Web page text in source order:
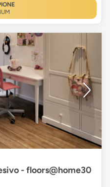
- floors@home30